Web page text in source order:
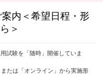
案内＜希望日程・形
＞
試験を「随時」開催していま
たは「オンライン」から実施形